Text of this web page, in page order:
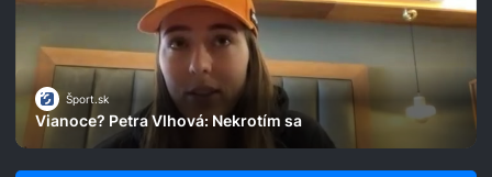
Šport.sk
Vianoce? Petra Vlhová: Nekrotím sa